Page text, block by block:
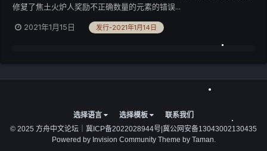
修复了焦土火炉人奖励不正确数量的元素的错误...
2021年1月15日 发行-2021年1月14日
选择语言 选择模板
联系我们
© 2025 方舟中文论坛｜ 冀ICP备2022028944号 冀公网安备13043002130435
Powered by Invision Community Theme by Taman.